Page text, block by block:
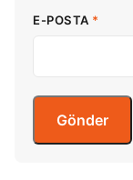
E-POSTA *